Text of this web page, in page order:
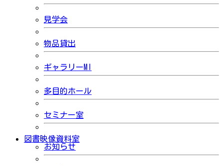
見学会
物品貸出
ギャラリーMI
多目的ホール
セミナー室
図書映像資料室
お知らせ